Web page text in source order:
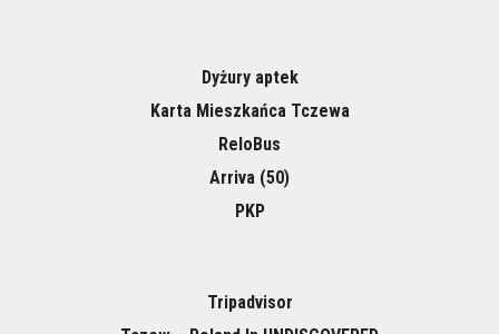
Dyżury aptek
Karta Mieszkańca Tczewa
ReloBus
Arriva (50)
PKP
Tripadvisor